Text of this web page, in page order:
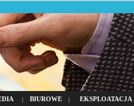
| BIUROWE | EKSPLOATACJA